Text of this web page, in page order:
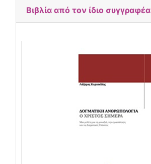
Βιβλία από τον ίδιο συγγραφέα